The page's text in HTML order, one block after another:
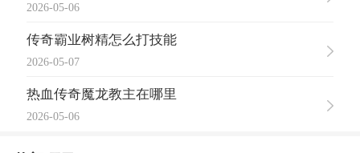
2026-05-06
传奇霸业树精怎么打技能
2026-05-07
热血传奇魔龙教主在哪里
2026-05-06